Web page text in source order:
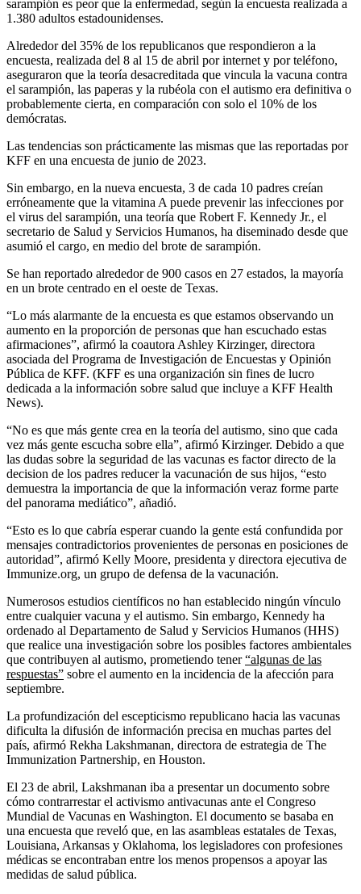
sarampión es peor que la enfermedad, según la encuesta realizada a
1.380 adultos estadounidenses.
Alrededor del 35% de los republicanos que respondieron a la
encuesta, realizada del 8 al 15 de abril por internet y por teléfono,
aseguraron que la teoría desacreditada que vincula la vacuna contra
el sarampión, las paperas y la rubéola con el autismo era definitiva o
probablemente cierta, en comparación con solo el 10% de los
demócratas.
Las tendencias son prácticamente las mismas que las reportadas por
KFF en una encuesta de junio de 2023.
Sin embargo, en la nueva encuesta, 3 de cada 10 padres creían
erróneamente que la vitamina A puede prevenir las infecciones por
el virus del sarampión, una teoría que Robert F. Kennedy Jr., el
secretario de Salud y Servicios Humanos, ha diseminado desde que
asumió el cargo, en medio del brote de sarampión.
Se han reportado alrededor de 900 casos en 27 estados, la mayoría
en un brote centrado en el oeste de Texas.
“Lo más alarmante de la encuesta es que estamos observando un
aumento en la proporción de personas que han escuchado estas
afirmaciones”, afirmó la coautora Ashley Kirzinger, directora
asociada del Programa de Investigación de Encuestas y Opinión
Pública de KFF. (KFF es una organización sin fines de lucro
dedicada a la información sobre salud que incluye a KFF Health
News).
“No es que más gente crea en la teoría del autismo, sino que cada
vez más gente escucha sobre ella”, afirmó Kirzinger. Debido a que
las dudas sobre la seguridad de las vacunas es factor directo de la
decision de los padres reducer la vacunación de sus hijos, “esto
demuestra la importancia de que la información veraz forme parte
del panorama mediático”, añadió.
“Esto es lo que cabría esperar cuando la gente está confundida por
mensajes contradictorios provenientes de personas en posiciones de
autoridad”, afirmó Kelly Moore, presidenta y directora ejecutiva de
Immunize.org, un grupo de defensa de la vacunación.
Numerosos estudios científicos no han establecido ningún vínculo
entre cualquier vacuna y el autismo. Sin embargo, Kennedy ha
ordenado al Departamento de Salud y Servicios Humanos (HHS)
que realice una investigación sobre los posibles factores ambientales
que contribuyen al autismo, prometiendo tener“algunas de las
respuestas” sobre el aumento en la incidencia de la afección para
septiembre.
La profundización del escepticismo republicano hacia las vacunas
dificulta la difusión de información precisa en muchas partes del
país, afirmó Rekha Lakshmanan, directora de estrategia de The
Immunization Partnership, en Houston.
El 23 de abril, Lakshmanan iba a presentar un documento sobre
cómo contrarrestar el activismo antivacunas ante el Congreso
Mundial de Vacunas en Washington. El documento se basaba en
una encuesta que reveló que, en las asambleas estatales de Texas,
Louisiana, Arkansas y Oklahoma, los legisladores con profesiones
médicas se encontraban entre los menos propensos a apoyar las
medidas de salud pública.